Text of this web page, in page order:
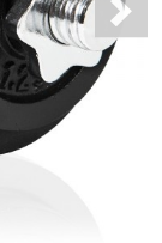
Next